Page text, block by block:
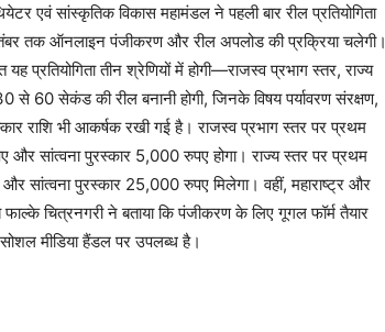
एवं सांस्कृतिक विकास महामंडल ने पहली बार रील प्रतियोगिता
तक ऑनलाइन पंजीकरण और रील अपलोड की प्रक्रिया चलेगी।
प्रतियोगिता तीन श्रेणियों में होगी—राजस्व प्रभाग स्तर, राज्य
से 60 सेकंड की रील बनानी होगी, जिनके विषय पर्यावरण संरक्षण,
राशि भी आकर्षक रखी गई है। राजस्व प्रभाग स्तर पर प्रथम
सांत्वना पुरस्कार 5,000 रुपए होगा। राज्य स्तर पर प्रथम
सांत्वना पुरस्कार 25,000 रुपए मिलेगा। वहीं, महाराष्ट्र और
चित्रनगरी ने बताया कि पंजीकरण के लिए गूगल फॉर्म तैयार
मीडिया हैंडल पर उपलब्ध है।